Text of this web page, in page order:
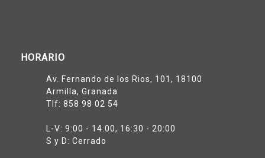
HORARIO
Av. Fernando de los Rios, 101, 18100
Armilla, Granada
Tlf: 858 98 02 54
L-V: 9:00 - 14:00, 16:30 - 20:00
S y D: Cerrado